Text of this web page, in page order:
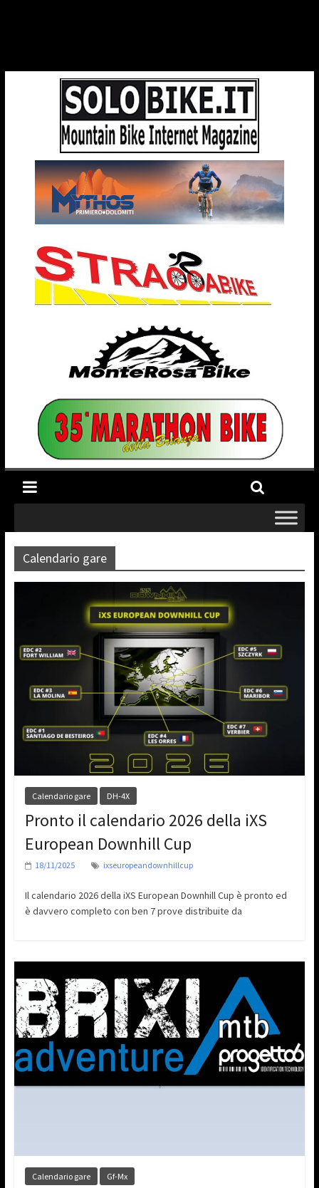
Calendario gare
Calendario gare DH-4X
Pronto il calendario 2026 della iXS
European Downhill Cup
18/11/2025 ixseuropeandownhillcup
Il calendario 2026 della iXS European Downhill Cup è pronto ed
è davvero completo con ben 7 prove distribuite da
Calendario gare Gf-Mx